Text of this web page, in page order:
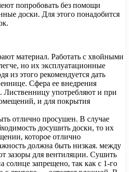
попробовать без помощи
доски. Для этого понадобится
материал. Работать с хвойными
но их эксплуатационные
из этого рекомендуется дать
Сфера ее внедрения
Лиственницу употребляют и при
и для покрытия
отлично просушен. В случае
досушить доски, то их
которое отлично
должна быть низкая. между
зазоры для вентиляции. Сушить
солнце запрещено, так как с 1-го